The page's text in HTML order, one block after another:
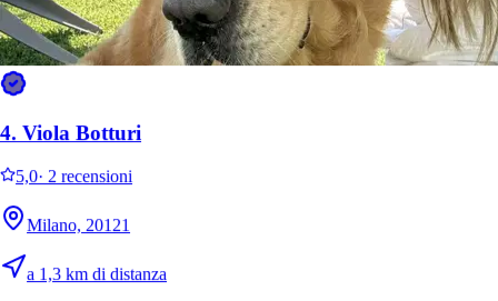
4. Viola Botturi
5,0· 2 recensioni
Milano, 20121
a 1,3 km di distanza